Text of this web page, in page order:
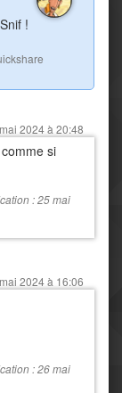
!
2024 à 20:48
si
: 25 mai
2024 à 16:06
: 26 mai